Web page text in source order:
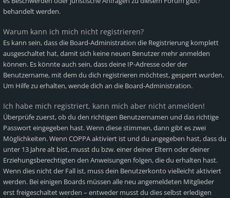
behandelt werden.
Warum kann ich mich nicht registrieren?
Es kann sein, dass die Board-Administration die Registrierung komplett
ausgeschaltet hat, damit sich keine neuen Benutzer mehr anmelden
können. Es könnte auch sein, dass deine IP-Adresse oder der
Benutzername, mit dem du dich registrieren möchtest, gesperrt wurden.
Um Hilfe zu erhalten, wende dich an die Board-Administration.
Ich habe mich registriert, kann mich aber nicht anmelden!
Überprüfe zuerst, ob du den richtigen Benutzernamen und das richtige
Passwort eingegeben hast. Wenn diese stimmen, dann gibt es zwei
Möglichkeiten. Wenn COPPAaktiviert ist und du angegeben hast, dass du
unter 13 Jahre alt bist, musst du bzw. einer deiner Eltern oder deiner
Erziehungsberechtigten den Anweisungen folgen, die du erhalten hast.
Wenn dies nicht der Fall ist, muss dein Benutzerkonto vielleicht aktiviert
werden. Bei einigen Boards müssen alle neu angemeldeten Mitglieder
erst freigeschaltet werden – entweder musst du dies selbst erledigen